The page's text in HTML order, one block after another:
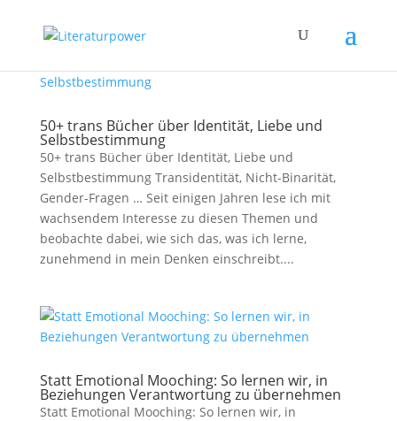
50+ trans Bücher über Identität, Liebe und
Selbstbestimmung
50+ trans Bücher über Identität, Liebe und
Selbstbestimmung Transidentität, Nicht-Binarität,
Gender-Fragen … Seit einigen Jahren lese ich mit
wachsendem Interesse zu diesen Themen und
beobachte dabei, wie sich das, was ich lerne,
zunehmend in mein Denken einschreibt....
Statt Emotional Mooching: So lernen wir, in
Beziehungen Verantwortung zu übernehmen
Statt Emotional Mooching: So lernen wir, in